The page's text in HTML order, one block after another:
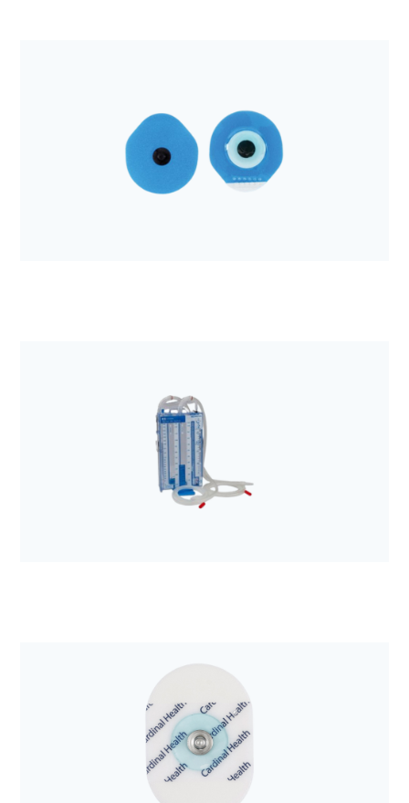
Anestezjologia i aparatura medyczna
Elektroda do defibrylacji Quik-Combo a'2
Anestezjologia i aparatura medyczna
Elektroda EKG Kendall H34SG
Anestezjologia i aparatura medyczna
Zestaw do drenażu opłucnej Aqua-Seal 2300ml